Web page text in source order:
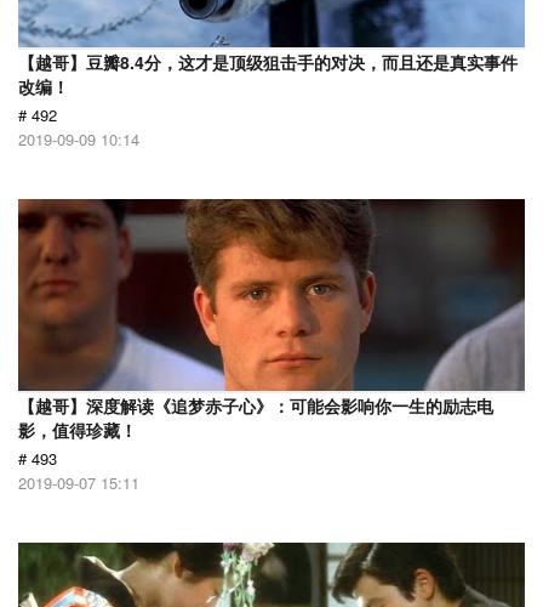
【越哥】豆瓣8.4分，这才是顶级狙击手的对决，而且还是真实事件
改编！
# 492
2019-09-09 10:14
【越哥】深度解读《追梦赤子心》：可能会影响你一生的励志电
影，值得珍藏！
# 493
2019-09-07 15:11